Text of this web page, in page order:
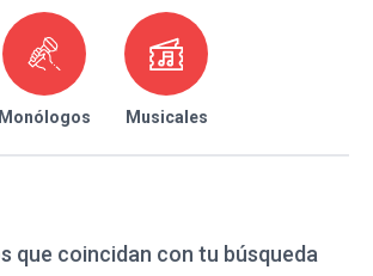
Monólogos Musicales
que coincidan con tu búsqueda